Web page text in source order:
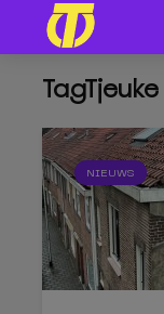
NIEUWS